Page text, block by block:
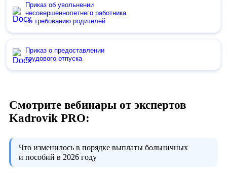
Приказ об увольнении
несовершеннолетнего работника
по требованию родителей
Приказ о предоставлении
трудового отпуска
Смотрите вебинары от экспертов
Kadrovik PRO:
Что изменилось в порядке выплаты больничных
и пособий в 2026 году